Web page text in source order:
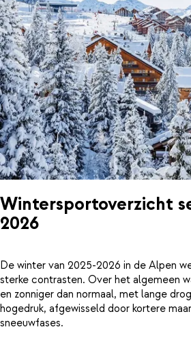
Wintersportoverzicht
2026
De winter van 2025-2026 in de Alpen
sterke contrasten. Over het algemeen
en zonniger dan normaal, met lange
hogedruk, afgewisseld door kortere
sneeuwfases.